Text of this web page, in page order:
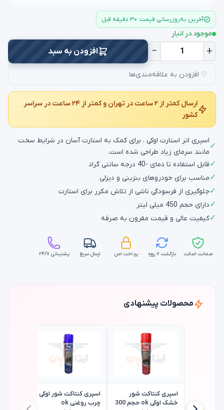
آخرین به‌روزرسانی قیمت: ۳۰ دقیقه قبل
موجود در انبار
− + افزودن به سبد
♡ افزودن به علاقه‌مندی‌ها
ارسال کمتر از ۲ ساعت در تهران و کمتر از ۲۴ ساعت در سراسر
کشور
✓
اسپری اتر استارت اوکی ، برای کمک به استارت آسان در شرایط سخت
مانند سرمای زیاد طراحی شده است.
✓قابل استفاده تا دمای -40 درجه سانتی گراد
✓مناسب برای خودروهای بنزینی و دیزلی
✓جلوگیری از فرسودگی ناشی از تلاش مکرر برای استارت
✓دارای حجم 450 میلی لیتر
✓کیفیت عالی و قیمت مقرون به صرفه
ضمانت اصالت بازگشت ۷ روزه پرداخت امن ارسال سریع پشتیبانی ۲۴/۷
محصولات پیشنهادی
اسپری کنتاکت شور
خشک اوکی ok حجم 300
اسپری کنتاکت شور اوکی
چرب روغنی ok